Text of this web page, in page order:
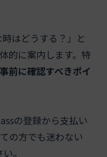
はどうする？」と
的に案内します。特
事前に確認すべきポイ
の登録から支払い
の方でも迷わない
。